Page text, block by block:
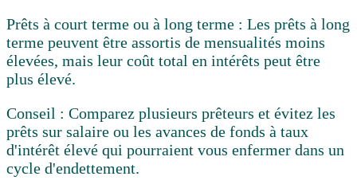
Prêts à court terme ou à long terme : Les prêts à long
terme peuvent être assortis de mensualités moins
élevées, mais leur coût total en intérêts peut être
plus élevé.
Conseil : Comparez plusieurs prêteurs et évitez les
prêts sur salaire ou les avances de fonds à taux
d'intérêt élevé qui pourraient vous enfermer dans un
cycle d'endettement.